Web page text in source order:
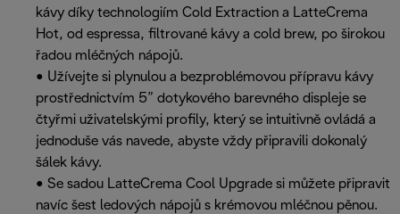
kávy díky technologiím Cold Extraction a LatteCrema
Hot, od espressa, filtrované kávy a cold brew, po širokou
řadou mléčných nápojů.
• Užívejte si plynulou a bezproblémovou přípravu kávy
prostřednictvím 5” dotykového barevného displeje se
čtyřmi uživatelskými profily, který se intuitivně ovládá a
jednoduše vás navede, abyste vždy připravili dokonalý
šálek kávy.
• Se sadou LatteCrema Cool Upgrade si můžete připravit
navíc šest ledových nápojů s krémovou mléčnou pěnou.